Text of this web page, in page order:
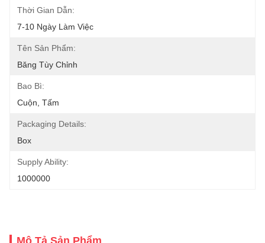
Thời Gian Dẫn:
7-10 Ngày Làm Việc
Tên Sản Phẩm:
Băng Tùy Chỉnh
Bao Bì:
Cuộn, Tấm
Packaging Details:
Box
Supply Ability:
1000000
Mô Tả Sản Phẩm